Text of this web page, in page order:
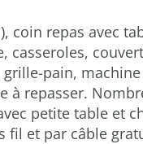
coin repas avec
casseroles,
pain, machine
à repasser.
petite table et
fil et par câble